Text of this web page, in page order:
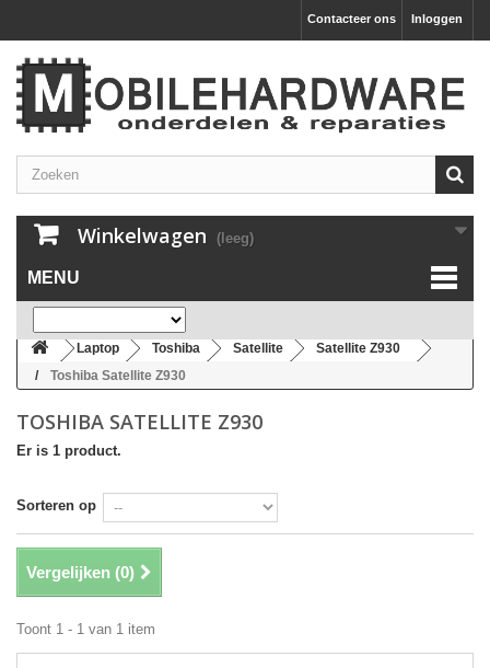
Inloggen
Contacteer ons
Winkelwagen (leeg)
MENU
Laptop Toshiba Satellite
Satellite Z930
Toshiba Satellite Z930
TOSHIBA SATELLITE Z930
Er is 1 product.
Sorteren op
Vergelijken (0)
Toont 1 - 1 van 1 item